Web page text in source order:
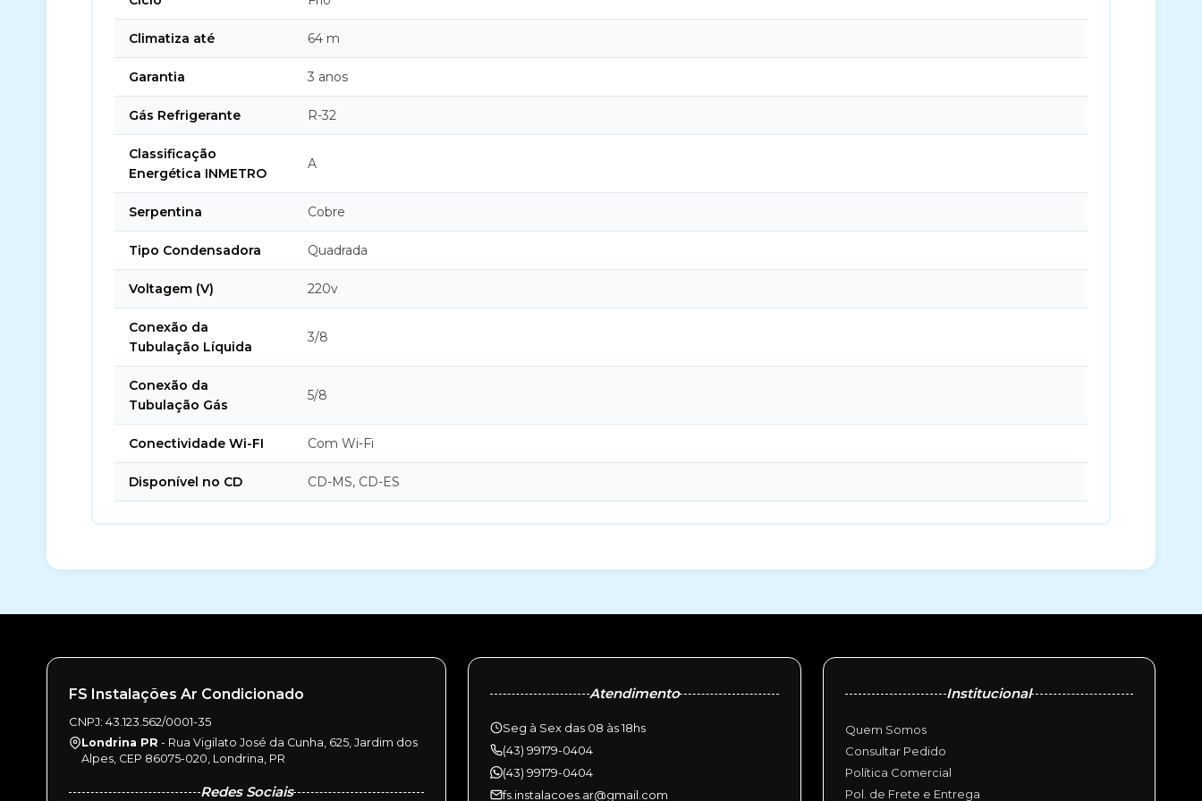
Climatiza até 64 m
Garantia 3 anos
Gás Refrigerante R-32
Classificação
Energética INMETRO
A
Serpentina Cobre
Tipo Condensadora Quadrada
Voltagem (V) 220v
Conexão da
Tubulação Líquida
3/8
Conexão da
Tubulação Gás
5/8
Conectividade Wi-FI Com Wi-Fi
Disponível no CD CD-MS, CD-ES
FS Instalações Ar Condicionado
CNPJ: 43.123.562/0001-35
Londrina PR - Rua Vigilato José da Cunha, 625, Jardim dos
Alpes, CEP 86075-020, Londrina, PR
Redes Sociais
Atendimento
Seg à Sex das 08 às 18hs
(43) 99179-0404
(43) 99179-0404
fs.instalacoes.ar@gmail.com
Institucional
Quem Somos
Consultar Pedido
Política Comercial
Pol. de Frete e Entrega